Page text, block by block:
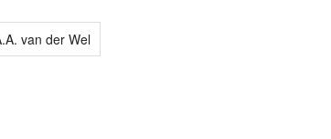
van der Wel